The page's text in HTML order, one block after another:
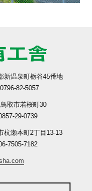
新温泉町栃谷45番地
82-5057
取市若桜町30
29-0739
杭瀬本町2丁目13-13
7505-7182